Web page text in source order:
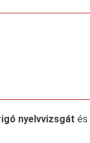
nyelvvizsgát és